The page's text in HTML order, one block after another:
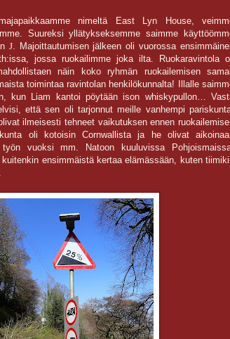
nimeltä East Lyn House,
Suureksi yllätykseksemme saimme
J. Majoittautumisen jälkeen oli vuorossa
jossa ruokailimme joka ilta. Ruokaravintola
näin koko ryhmän ruokailemisen
toimintaa ravintolan henkilökunnalta! Illalle
kun Liam kantoi pöytään ison whiskypullon…
että sen oli tarjonnut meille vanhempi
ilmeisesti tehneet vaikutuksen ennen
oli kotoisin Cornwallista ja he olivat
vuoksi mm. Natoon kuuluvissa
kuitenkin ensimmäistä kertaa elämässään, kuten